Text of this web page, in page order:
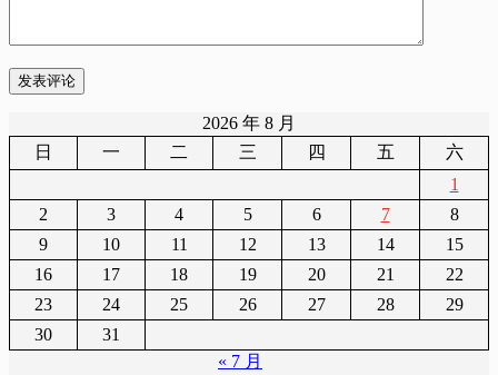
发表评论
2026 年 8 月
日
一 二 三 四 五
六
1
2
3 4 5 6 7
8
9
10 11 12 13 14
15
16
17 18 19 20 21
22
23
24 25 26 27 28
29
30
31
« 7 月